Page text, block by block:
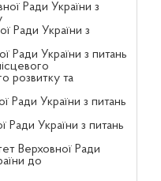
Ради України з
Ради України з
Ради України з питань
розвитку та
Ради України з питань
Ради України з питань
Верховної Ради
до